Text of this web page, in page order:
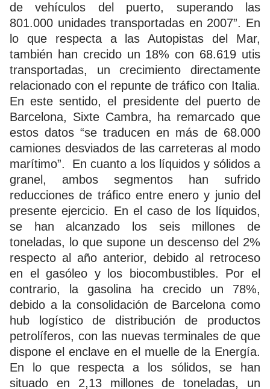
de vehículos del puerto, superando las
801.000 unidades transportadas en 2007”. En
lo que respecta a las Autopistas del Mar,
también han crecido un 18% con 68.619 utis
transportadas, un crecimiento directamente
relacionado con el repunte de tráfico con Italia.
En este sentido, el presidente del puerto de
Barcelona, Sixte Cambra, ha remarcado que
estos datos “se traducen en más de 68.000
camiones desviados de las carreteras al modo
marítimo”. En cuanto a los líquidos y sólidos a
granel, ambos segmentos han sufrido
reducciones de tráfico entre enero y junio del
presente ejercicio. En el caso de los líquidos,
se han alcanzado los seis millones de
toneladas, lo que supone un descenso del 2%
respecto al año anterior, debido al retroceso
en el gasóleo y los biocombustibles. Por el
contrario, la gasolina ha crecido un 78%,
debido a la consolidación de Barcelona como
hub logístico de distribución de productos
petrolíferos, con las nuevas terminales de que
dispone el enclave en el muelle de la Energía.
En lo que respecta a los sólidos, se han
situado en 2,13 millones de toneladas, un